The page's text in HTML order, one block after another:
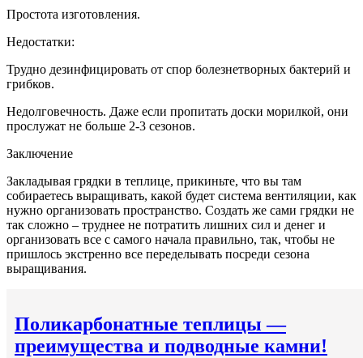
Простота изготовления.
Недостатки:
Трудно дезинфицировать от спор болезнетворных бактерий и
грибков.
Недолговечность. Даже если пропитать доски морилкой, они
прослужат не больше 2-3 сезонов.
Заключение
Закладывая грядки в теплице, прикиньте, что вы там
собираетесь выращивать, какой будет система вентиляции, как
нужно организовать пространство. Создать же сами грядки не
так сложно – труднее не потратить лишних сил и денег и
организовать все с самого начала правильно, так, чтобы не
пришлось экстренно все переделывать посреди сезона
выращивания.
Поликарбонатные теплицы —
преимущества и подводные камни!